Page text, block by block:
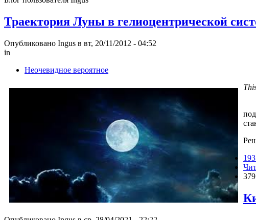
Траектория Луны в гелиоцентрической
Опубликовано Ingus в вт, 20/11/2012 - 04:52
in
Неочевидное вероятное